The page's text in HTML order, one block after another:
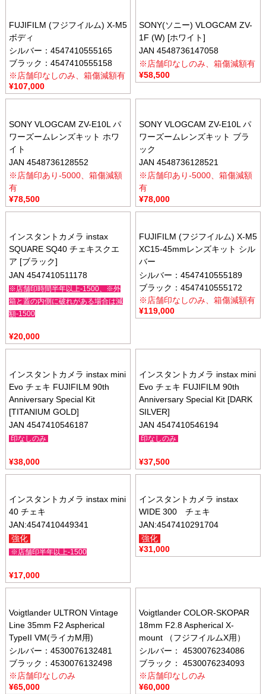
FUJIFILM (フジフイルム) X-M5
ボディ
シルバー：4547410555165
ブラック：4547410555158
※店舗印なしのみ、箱傷減額有
¥107,000
SONY(ソニー) VLOGCAM ZV-
1F (W) [ホワイト]
JAN 4548736147058
※店舗印なしのみ、箱傷減額有
¥58,500
SONY VLOGCAM ZV-E10L パ
ワーズームレンズキット ホワ
イト
JAN 4548736128552
※店舗印あり-5000、箱傷減額
有
¥78,500
SONY VLOGCAM ZV-E10L パ
ワーズームレンズキット ブラ
ック
JAN 4548736128521
※店舗印あり-5000、箱傷減額
有
¥78,000
インスタントカメラ instax
SQUARE SQ40 チェキスクエ
ア [ブラック]
JAN 4547410511178
※店舗印時間半年以上-1500、※外
箱と蓋の内側に破れがある場合は減
額-1500
¥20,000
FUJIFILM (フジフイルム) X-M5
XC15-45mmレンズキット シル
バー
シルバー：4547410555189
ブラック：4547410555172
※店舗印なしのみ、箱傷減額有
¥119,000
インスタントカメラ instax mini
Evo チェキ FUJIFILM 90th
Anniversary Special Kit
[TITANIUM GOLD]
JAN 4547410546187
印なしのみ
¥38,000
インスタントカメラ instax mini
Evo チェキ FUJIFILM 90th
Anniversary Special Kit [DARK
SILVER]
JAN 4547410546194
印なしのみ
¥37,500
インスタントカメラ instax mini
40 チェキ
JAN:4547410449341
強化
※店舗印半年以上-1500
¥17,000
インスタントカメラ instax
WIDE 300 チェキ
JAN:4547410291704
強化
¥31,000
Voigtlander ULTRON Vintage
Line 35mm F2 Aspherical
TypeII VM(ライカM用)
シルバー：4530076132481
ブラック：4530076132498
※店舗印なしのみ
¥65,000
Voigtlander COLOR-SKOPAR
18mm F2.8 Aspherical X-
mount （フジフイルムX用）
シルバー： 4530076234086
ブラック： 4530076234093
※店舗印なしのみ
¥60,000